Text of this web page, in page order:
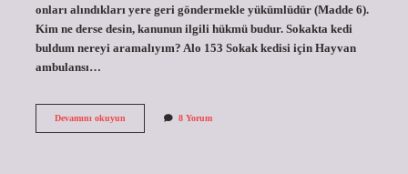
onları alındıkları yere geri göndermekle yükümlüdür (Madde 6).
Kim ne derse desin, kanunun ilgili hükmü budur. Sokakta kedi
buldum nereyi aramalıyım? Alo 153 Sokak kedisi için Hayvan
ambulansı…
Devamını okuyunSokakta
8 Yorum